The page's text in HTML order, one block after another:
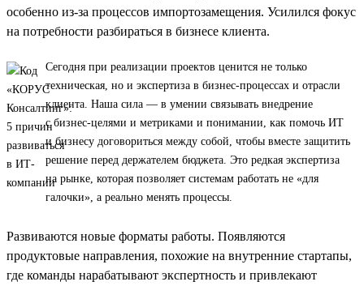
особенно из-за процессов импортозамещения. Усилился фокус
на потребности разбираться в бизнесе клиента.
Сегодня при реализации проектов ценится не только
техническая, но и экспертиза в бизнес-процессах и отрасли
клиента. Наша сила — в умении связывать внедрение
с бизнес-целями и метриками и понимании, как помочь ИТ
и бизнесу договориться между собой, чтобы вместе защитить
решение перед держателем бюджета. Это редкая экспертиза
на рынке, которая позволяет системам работать не «для
галочки», а реально менять процессы.
Развиваются новые форматы работы. Появляются
продуктовые направления, похожие на внутренние стартапы,
где команды нарабатывают экспертность и привлекают